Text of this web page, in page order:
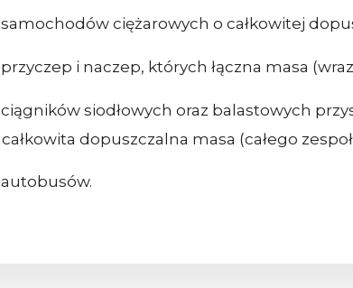
samochodów ciężarowych o całkowitej
przyczep i naczep, których łączna masa
ciągników siodłowych oraz balastowych
całkowita dopuszczalna masa (całego
autobusów.